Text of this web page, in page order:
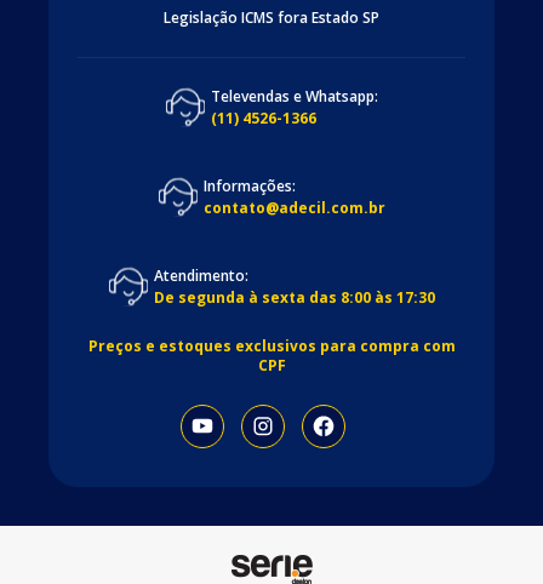
Legislação ICMS fora Estado SP
Televendas e Whatsapp:
(11) 4526-1366
Informações:
contato@adecil.com.br
Atendimento:
De segunda à sexta das 8:00 às 17:30
Preços e estoques exclusivos para compra com
CPF